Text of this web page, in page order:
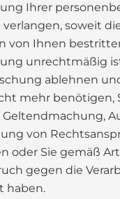
Ihrer
verlangen, soweit
von Ihnen
unrechtmäßig
ablehnen
mehr benötigen,
Geltendmachung,
von
oder Sie gemäß Art.
gegen die
haben.